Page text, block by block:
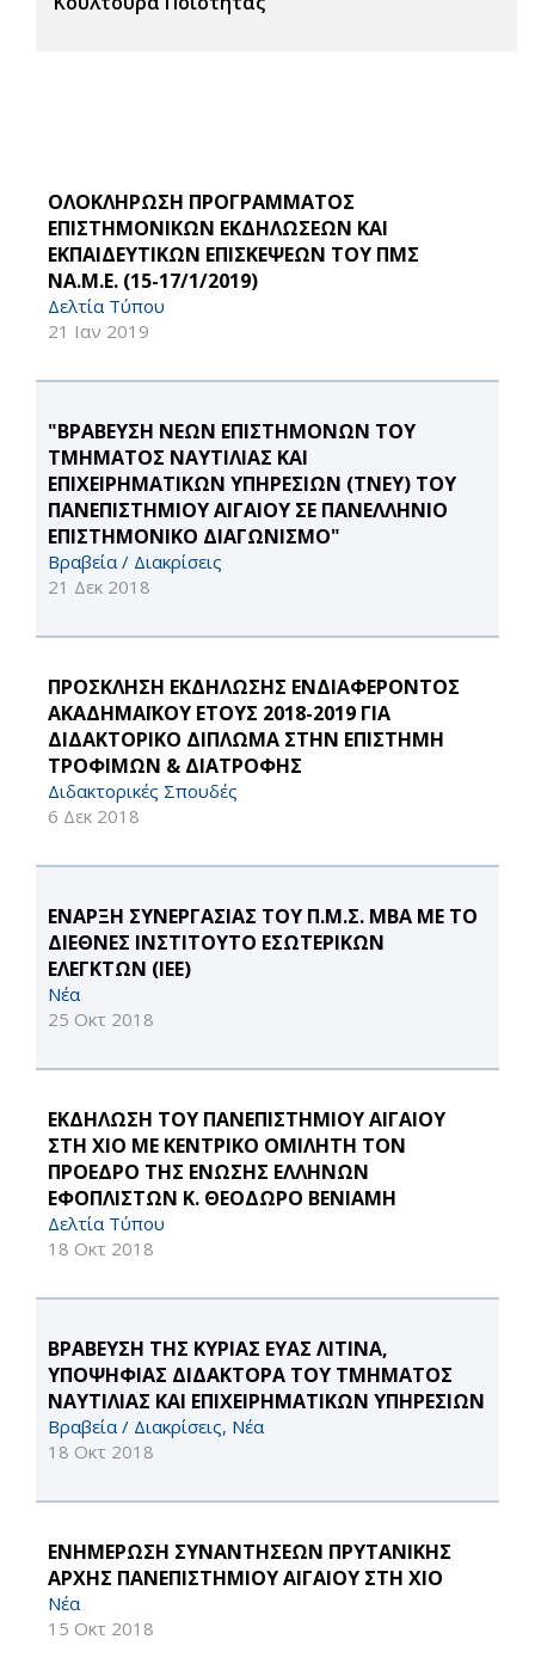
ΟΛΟΚΛΗΡΩΣΗ ΠΡΟΓΡΑΜΜΑΤΟΣ
ΕΠΙΣΤΗΜΟΝΙΚΩΝ ΕΚΔΗΛΩΣΕΩΝ ΚΑΙ
ΕΚΠΑΙΔΕΥΤΙΚΩΝ ΕΠΙΣΚΕΨΕΩΝ ΤΟΥ ΠΜΣ
ΝΑ.Μ.Ε. (15-17/1/2019)
Δελτία Τύπου
21 Ιαν 2019
"ΒΡΑΒΕΥΣΗ ΝΕΩΝ ΕΠΙΣΤΗΜΟΝΩΝ ΤΟΥ
ΤΜΗΜΑΤΟΣ ΝΑΥΤΙΛΙΑΣ ΚΑΙ
ΕΠΙΧΕΙΡΗΜΑΤΙΚΩΝ ΥΠΗΡΕΣΙΩΝ (ΤΝΕΥ) ΤΟΥ
ΠΑΝΕΠΙΣΤΗΜΙΟΥ ΑΙΓΑΙΟΥ ΣΕ ΠΑΝΕΛΛΗΝΙΟ
ΕΠΙΣΤΗΜΟΝΙΚΟ ΔΙΑΓΩΝΙΣΜΟ"
Βραβεία / Διακρίσεις
21 Δεκ 2018
ΠΡΟΣΚΛΗΣΗ ΕΚΔΗΛΩΣΗΣ ΕΝΔΙΑΦΕΡΟΝΤΟΣ
ΑΚΑΔΗΜΑΪΚΟΥ ΕΤΟΥΣ 2018-2019 ΓΙΑ
ΔΙΔΑΚΤΟΡΙΚΟ ΔΙΠΛΩΜΑ ΣΤΗΝ ΕΠΙΣΤΗΜΗ
ΤΡΟΦΙΜΩΝ & ΔΙΑΤΡΟΦΗΣ
Διδακτορικές Σπουδές
6 Δεκ 2018
ΕΝΑΡΞΗ ΣΥΝΕΡΓΑΣΙΑΣ ΤΟΥ Π.Μ.Σ. ΜΒΑ ΜΕ ΤΟ
ΔΙΕΘΝΕΣ ΙΝΣΤΙΤΟΥΤΟ ΕΣΩΤΕΡΙΚΩΝ
ΕΛΕΓΚΤΩΝ (ΙΕΕ)
Νέα
25 Οκτ 2018
ΕΚΔΗΛΩΣΗ ΤΟΥ ΠΑΝΕΠΙΣΤΗΜΙΟΥ ΑΙΓΑΙΟΥ
ΣΤΗ ΧΙΟ ΜΕ ΚΕΝΤΡΙΚΟ ΟΜΙΛΗΤΗ ΤΟΝ
ΠΡΟΕΔΡΟ ΤΗΣ ΕΝΩΣΗΣ ΕΛΛΗΝΩΝ
ΕΦΟΠΛΙΣΤΩΝ Κ. ΘΕΟΔΩΡΟ ΒΕΝΙΑΜΗ
Δελτία Τύπου
18 Οκτ 2018
ΒΡΑΒΕΥΣΗ ΤΗΣ ΚΥΡΙΑΣ ΕΥΑΣ ΛΙΤΙΝΑ,
ΥΠΟΨΗΦΙΑΣ ΔΙΔΑΚΤΟΡΑ ΤΟΥ ΤΜΗΜΑΤΟΣ
ΝΑΥΤΙΛΙΑΣ ΚΑΙ ΕΠΙΧΕΙΡΗΜΑΤΙΚΩΝ ΥΠΗΡΕΣΙΩΝ
Βραβεία / Διακρίσεις, Νέα
18 Οκτ 2018
ΕΝΗΜΕΡΩΣΗ ΣΥΝΑΝΤΗΣΕΩΝ ΠΡΥΤΑΝΙΚΗΣ
ΑΡΧΗΣ ΠΑΝΕΠΙΣΤΗΜΙΟΥ ΑΙΓΑΙΟΥ ΣΤΗ ΧΙΟ
Νέα
15 Οκτ 2018